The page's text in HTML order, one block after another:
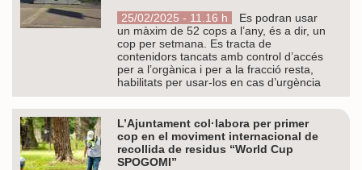
25/02/2025 - 11.16 h
Es podran usar
un màxim de 52 cops a l’any, és a dir, un
cop per setmana. Es tracta de
contenidors tancats amb control d’accés
per a l’orgànica i per a la fracció resta,
habilitats per usar-los en cas d’urgència
L’Ajuntament col·labora per primer
cop en el moviment internacional de
recollida de residus “World Cup
SPOGOMI”